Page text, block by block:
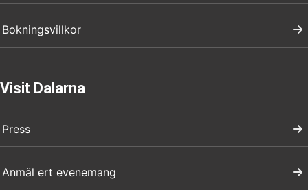
Bokningsvillkor
Visit Dalarna
Press
Anmäl ert evenemang